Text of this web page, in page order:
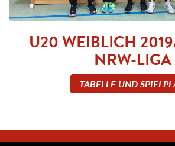
U20 WEIBLICH
NRW-LIGA
TABELLE UND